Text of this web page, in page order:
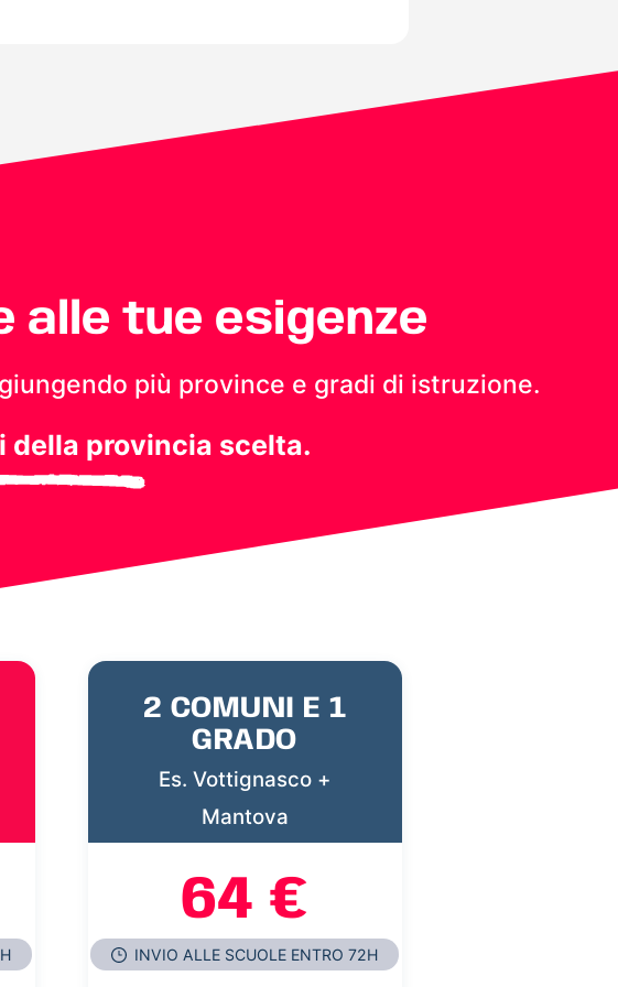
alle tue esigenze
più province e gradi di istruzione.
della provincia scelta.
2 COMUNI E 1
GRADO
Es. Vottignasco +
Mantova
64 €
INVIO ALLE SCUOLE ENTRO 72H